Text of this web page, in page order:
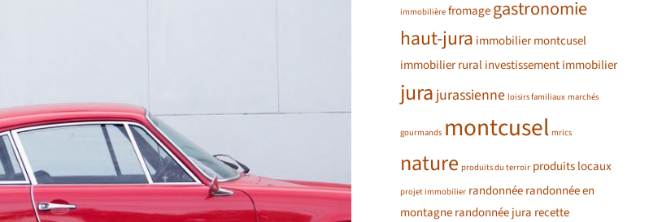
immobilière fromagegastronomie
haut-jura immobilier montcusel
immobilier ruralinvestissement immobilier
jura jurassienne loisirs familiaux marchés
gourmands montcusel mrics
nature produits du terroir produits locaux
projet immobilier randonnéerandonnée en
montagnerandonnée jura recette